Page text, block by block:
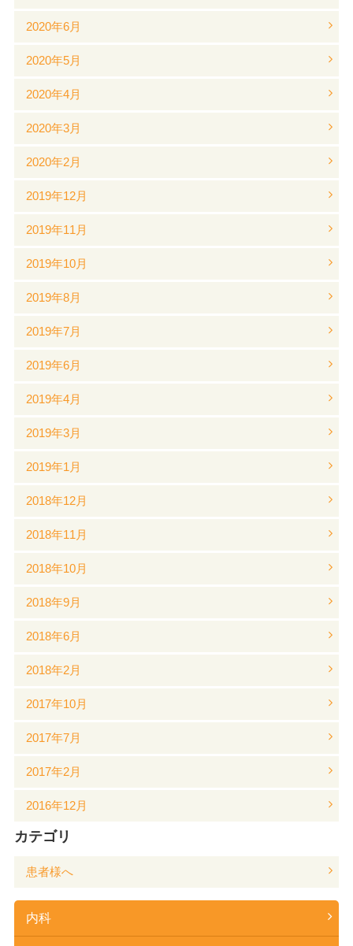
2020年6月
2020年5月
2020年4月
2020年3月
2020年2月
2019年12月
2019年11月
2019年10月
2019年8月
2019年7月
2019年6月
2019年4月
2019年3月
2019年1月
2018年12月
2018年11月
2018年10月
2018年9月
2018年6月
2018年2月
2017年10月
2017年7月
2017年2月
2016年12月
カテゴリ
患者様へ
内科